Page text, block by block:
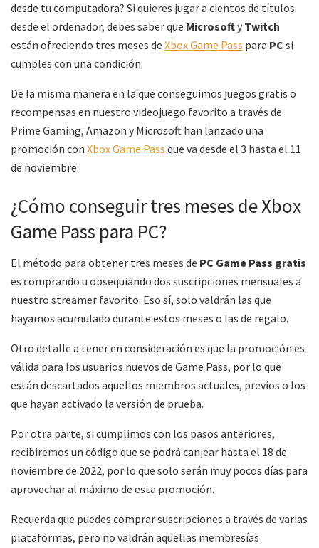
desde tu computadora? Si quieres jugar a cientos de títulos
desde el ordenador, debes saber que Microsofty Twitch
están ofreciendo tres meses de Xbox Game Pass para PC si
cumples con una condición.
De la misma manera en la que conseguimos juegos gratis o
recompensas en nuestro videojuego favorito a través de
Prime Gaming, Amazon y Microsoft han lanzado una
promoción con Xbox Game Pass que va desde el 3 hasta el 11
de noviembre.
¿Cómo conseguir tres meses de Xbox
Game Pass para PC?
El método para obtener tres meses de PC Game Pass gratis
es comprando u obsequiando dos suscripciones mensuales a
nuestro streamer favorito. Eso sí, solo valdrán las que
hayamos acumulado durante estos meses o las de regalo.
Otro detalle a tener en consideración es que la promoción es
válida para los usuarios nuevos de Game Pass, por lo que
están descartados aquellos miembros actuales, previos o los
que hayan activado la versión de prueba.
Por otra parte, si cumplimos con los pasos anteriores,
recibiremos un código que se podrá canjear hasta el 18 de
noviembre de 2022, por lo que solo serán muy pocos días para
aprovechar al máximo de esta promoción.
Recuerda que puedes comprar suscripciones a través de varias
plataformas, pero no valdrán aquellas membresías